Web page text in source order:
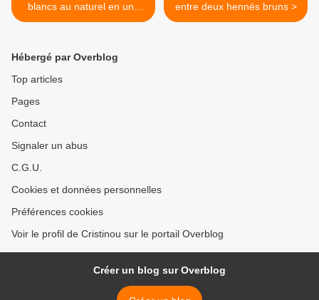
blancs au naturel en une
seule pose : merci Louiza
entre deux hennés bruns >
Hébergé par Overblog
Top articles
Pages
Contact
Signaler un abus
C.G.U.
Cookies et données personnelles
Préférences cookies
Voir le profil de Cristinou sur le portail Overblog
Créer un blog sur Overblog